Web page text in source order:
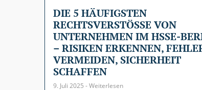
DIE 5 HÄUFIGSTEN
RECHTSVERSTÖSSE VON U
NTERNEHMEN IM HSSE-
RISIKEN ERKENNEN, FEHLER
ERMEIDEN, SICHERHEIT S
CHAFFEN
9. Juli 2025 - Weiterlesen